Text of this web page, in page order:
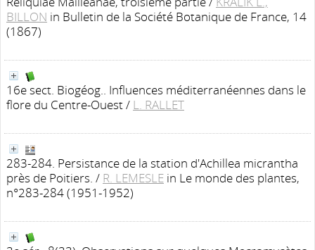
BILLON in Bulletin de la Société Botanique de France, 14
(1867)
16e sect. Biogéog.. Influences méditerranéennes dans le
flore du Centre-Ouest/ L. RALLET
283-284. Persistance de la station d'Achillea micrantha
près de Poitiers. / R. LEMESLE in Le monde des plantes,
n°283-284 (1951-1952)